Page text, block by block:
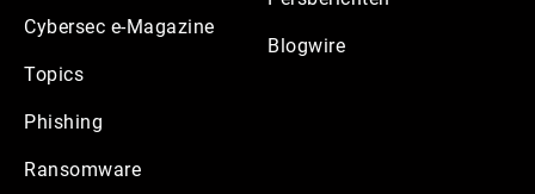
Cybersec e-Magazine
Topics
Phishing
Ransomware
Blogwire